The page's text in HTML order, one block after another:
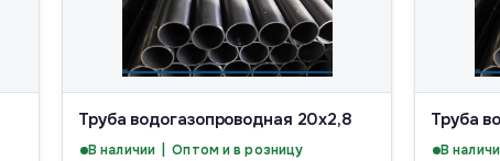
Труба водогазопроводная 20х2,8
В наличии | Оптом и в розницу
Труба
В